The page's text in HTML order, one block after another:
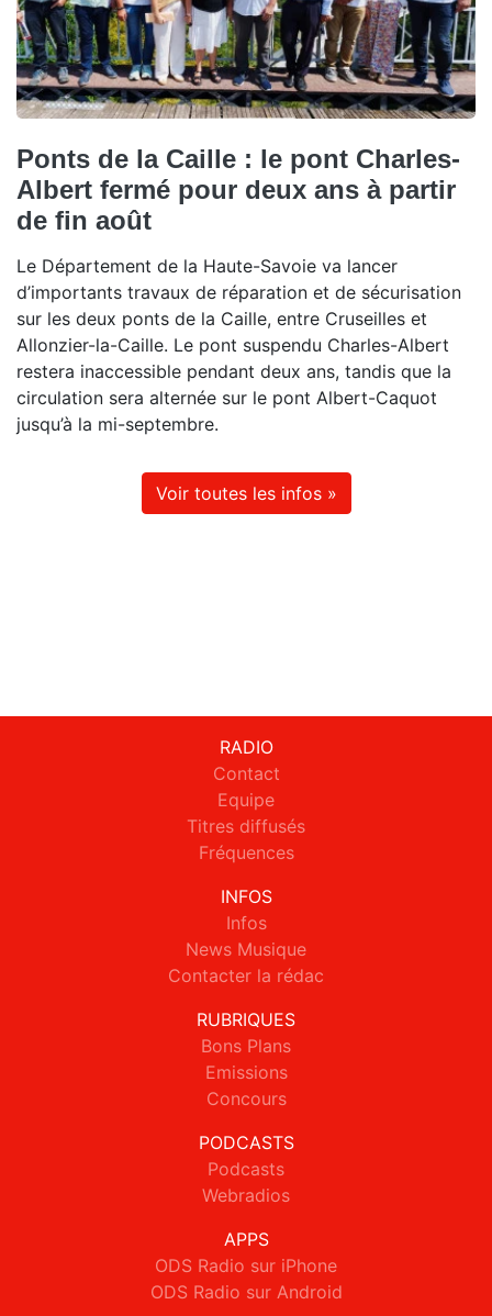
Ponts de la Caille : le pont Charles-
Albert fermé pour deux ans à partir
de fin août
Le Département de la Haute-Savoie va lancer
d’importants travaux de réparation et de sécurisation
sur les deux ponts de la Caille, entre Cruseilles et
Allonzier-la-Caille. Le pont suspendu Charles-Albert
restera inaccessible pendant deux ans, tandis que la
circulation sera alternée sur le pont Albert-Caquot
jusqu’à la mi-septembre.
Voir toutes les infos »
RADIO
Contact
Equipe
Titres diffusés
Fréquences
INFOS
Infos
News Musique
Contacter la rédac
RUBRIQUES
Bons Plans
Emissions
Concours
PODCASTS
Podcasts
Webradios
APPS
ODS Radio sur iPhone
ODS Radio sur Android